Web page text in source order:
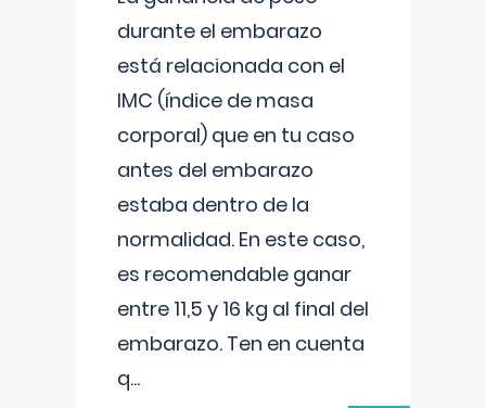
durante el embarazo
está relacionada con el
IMC (índice de masa
corporal) que en tu caso
antes del embarazo
estaba dentro de la
normalidad. En este caso,
es recomendable ganar
entre 11,5 y 16 kg al final del
embarazo. Ten en cuenta
q...